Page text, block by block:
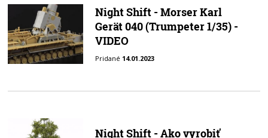
Night Shift - Morser Karl
Gerät 040 (Trumpeter 1/35) -
VIDEO
Pridané 14.01.2023
Night Shift - Ako vyrobiť